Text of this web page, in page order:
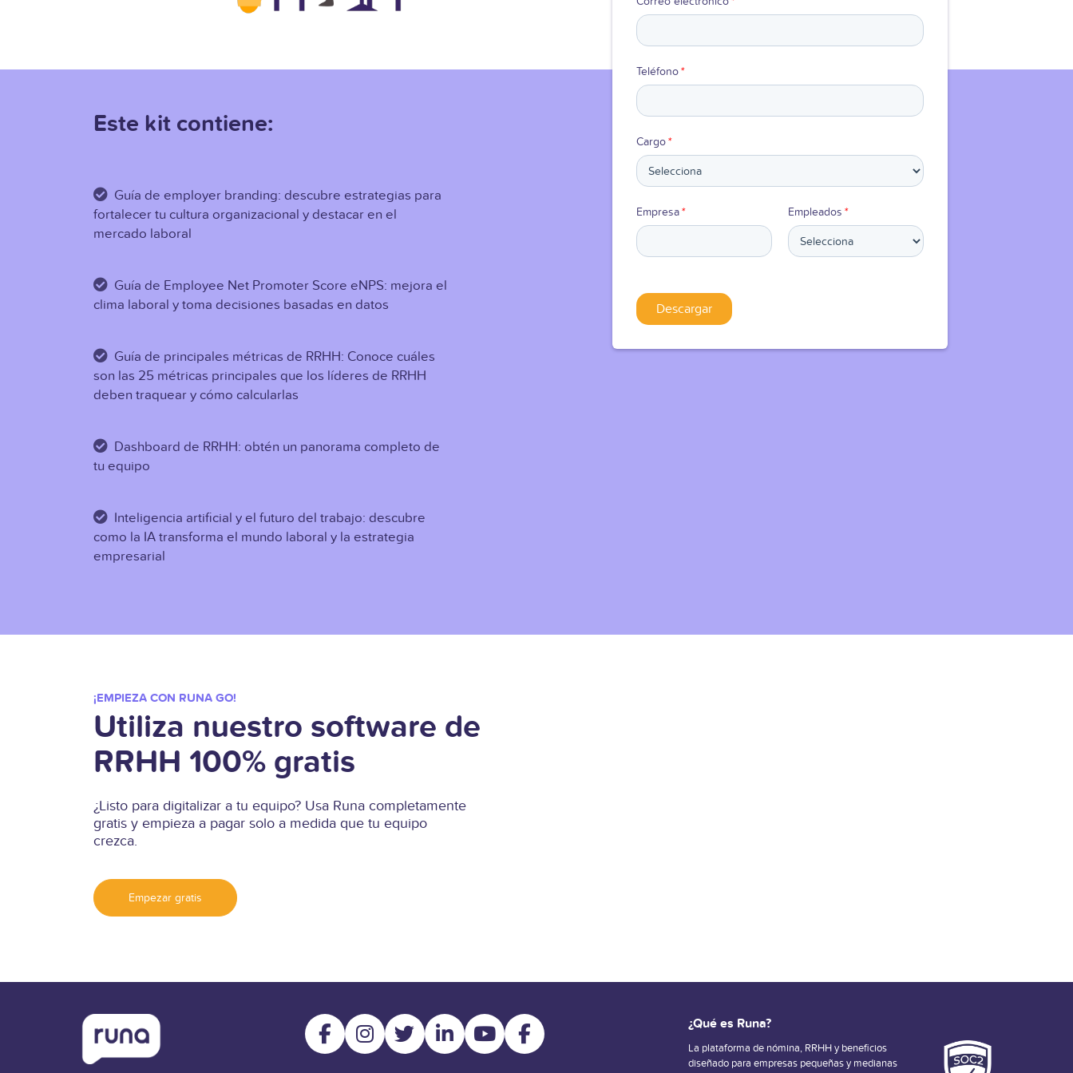
Teléfono*
Cargo*
Empresa* Empleados *
Este kit contiene:
Guía de employer branding: descubre estrategias para
fortalecer tu cultura organizacional y destacar en el
mercado laboral
Guía de Employee Net Promoter Score eNPS: mejora el
clima laboral y toma decisiones basadas en datos
Guía de principales métricas de RRHH: Conoce cuáles
son las 25 métricas principales que los líderes de RRHH
deben traquear y cómo calcularlas
Dashboard de RRHH: obtén un panorama completo de
tu equipo
Inteligencia artificial y el futuro del trabajo: descubre
como la IA transforma el mundo laboral y la estrategia
empresarial
¡EMPIEZA CON RUNA GO!
Utiliza nuestro software de
RRHH 100% gratis
¿Listo para digitalizar a tu equipo? Usa Runa completamente
gratis y empieza a pagar solo a medida que tu equipo
crezca.
Empezar gratis
¿Qué es Runa?
La plataforma de nómina, RRHH y beneficios
diseñado para empresas pequeñas y medianas